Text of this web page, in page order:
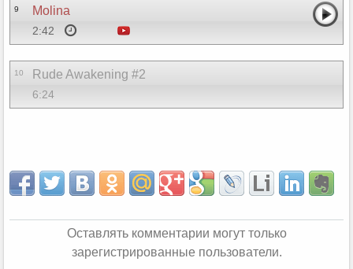
9 Molina
2:42
10 Rude Awakening #2
6:24
Оставлять комментарии могут только
зарегистрированные пользователи.